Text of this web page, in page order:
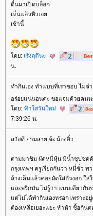
ตื่นมาเปิดบล็อก
เห็นแล้วหิวเล
เช้านี้
ดย: เริงฤดีนะ
น.
ทำกินเอง ทำแบบที่เราชอบ ไม่จ
อร่อยแน่นอนค่ะ ขอแจมด้วยคนน
ดย: ฟ้าใสวันใหม่
7:39:26 น.
สวัสดี ยามสาย จ้ะ น้องอิ๋ว
ตามมาชิม ผัดหมี่หุ้น มีน้ำซุปซด
กรุงเทพฯ ครูเรียกกันว่า หมี่ซั่ว พ
ล้างเค็มแล้วค่อยผัดใส่ถั่วงอก ใ
ละพริกป่น ไม่รู้ว่า แบบเดียวกับ
ต่ไม่ได้ทำกินเองหรอก เพราะอ
ต้องเหลือเยอะแยะ ห้าห้า ซื้อกิน